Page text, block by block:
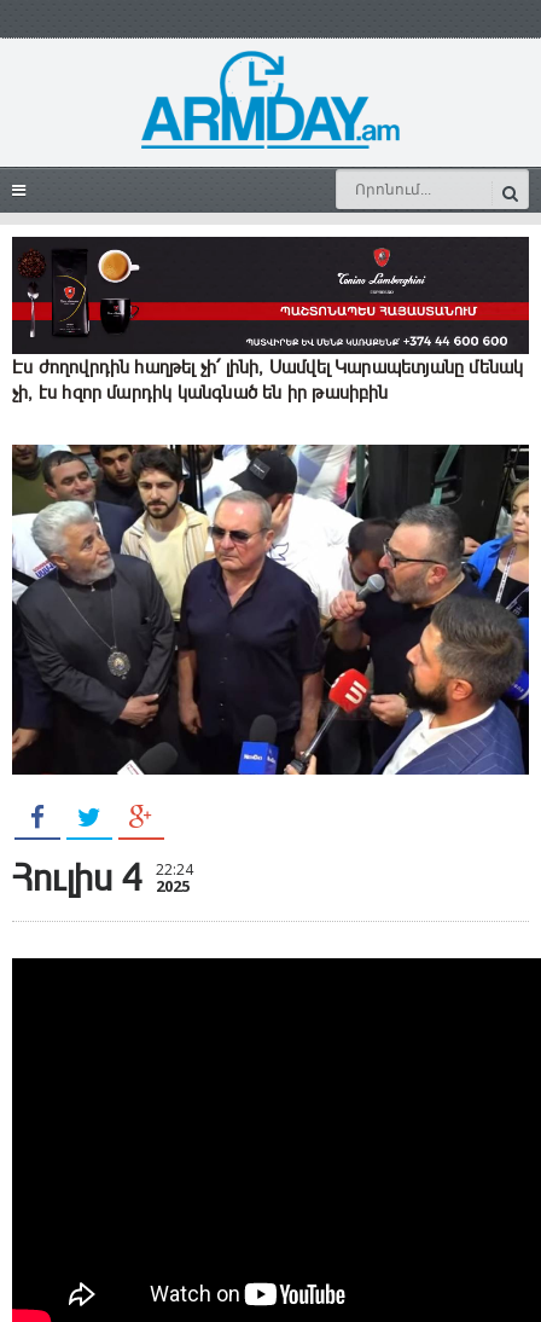
Էս ժողովրդին հաղթել չի՛ լինի, Սամվել Կարապետյանը մենակ
չի, էս հզոր մարդիկ կանգնած են իր թասիբին
Հուլիս 4 22:24
2025